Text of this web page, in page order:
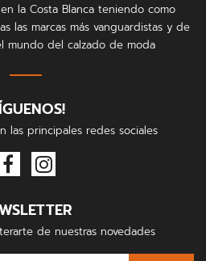
la Costa Blanca teniendo como
las marcas más vanguardistas y de
mundo del calzado de moda
las principales redes sociales
de nuestras novedades